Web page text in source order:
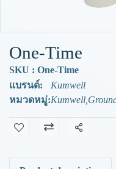
One-Time
SKU : One-Time
แบรนด์:
Kumwell
หมวดหมู่:Kumwell
แชร์